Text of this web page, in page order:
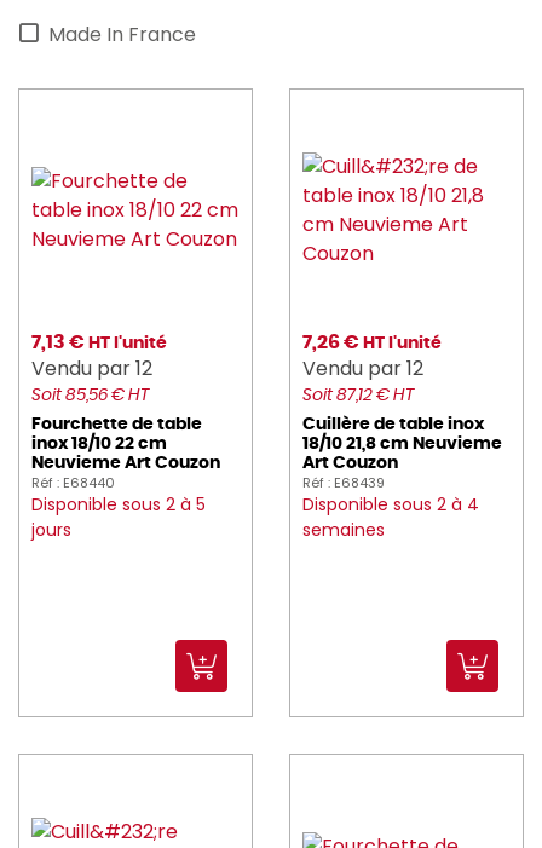
Made In France
7,13 € HT l'unité
Vendu par 12
Soit 85,56 € HT
Fourchette de table
inox 18/10 22 cm
Neuvieme Art Couzon
Réf : E68440
Disponible sous 2 à 5
jours
7,26 € HT l'unité
Vendu par 12
Soit 87,12 € HT
Cuillère de table inox
18/10 21,8 cm Neuvieme
Art Couzon
Réf : E68439
Disponible sous 2 à 4
semaines